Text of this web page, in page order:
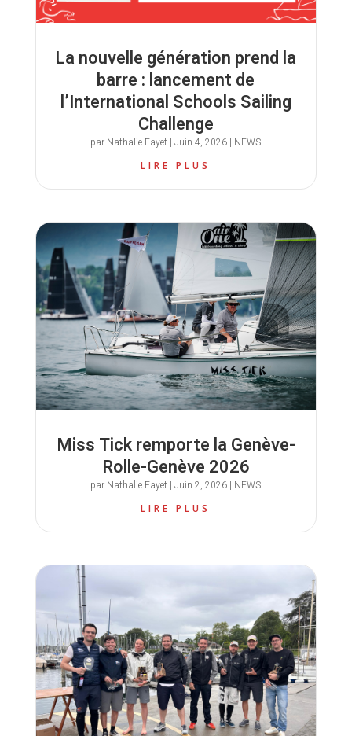
La nouvelle génération prend la
barre : lancement de
l’International Schools Sailing
Challenge
par Nathalie Fayet |Juin 4, 2026 | NEWS
LIRE PLUS
Miss Tick remporte la Genève-
Rolle-Genève 2026
par Nathalie Fayet |Juin 2, 2026 | NEWS
LIRE PLUS